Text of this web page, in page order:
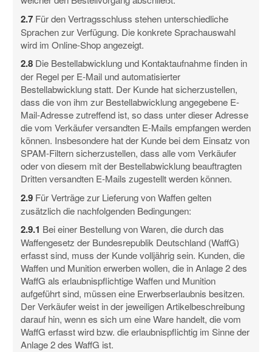
2.7Für den Vertragsschluss stehen unterschiedliche
Sprachen zur Verfügung. Die konkrete Sprachauswahl
wird im Online-Shop angezeigt.
2.8Die Bestellabwicklung und Kontaktaufnahme finden in
der Regel per E-Mail und automatisierter
Bestellabwicklung statt. Der Kunde hat sicherzustellen,
dass die von ihm zur Bestellabwicklung angegebene E-
Mail-Adresse zutreffend ist, so dass unter dieser Adresse
die vom Verkäufer versandten E-Mails empfangen werden
können. Insbesondere hat der Kunde bei dem Einsatz von
SPAM-Filtern sicherzustellen, dass alle vom Verkäufer
oder von diesem mit der Bestellabwicklung beauftragten
Dritten versandten E-Mails zugestellt werden können.
2.9Für Verträge zur Lieferung von Waffen gelten
zusätzlich die nachfolgenden Bedingungen:
2.9.1 Bei einer Bestellung von Waren, die durch das
Waffengesetz der Bundesrepublik Deutschland (WaffG)
erfasst sind, muss der Kunde volljährig sein. Kunden, die
Waffen und Munition erwerben wollen, die in Anlage 2 des
WaffG als erlaubnispflichtige Waffen und Munition
aufgeführt sind, müssen eine Erwerbserlaubnis besitzen.
Der Verkäufer weist in der jeweiligen Artikelbeschreibung
darauf hin, wenn es sich um eine Ware handelt, die vom
WaffG erfasst wird bzw. die erlaubnispflichtig im Sinne der
Anlage 2 des WaffG ist.